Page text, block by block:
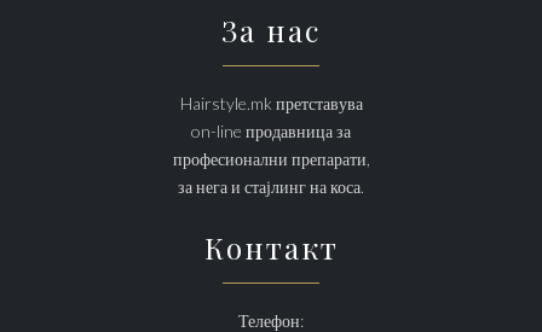
За нас
Hairstyle.mk претставува
on-line продавница за
професионални препарати,
за нега и стајлинг на коса.
Контакт
Телефон: